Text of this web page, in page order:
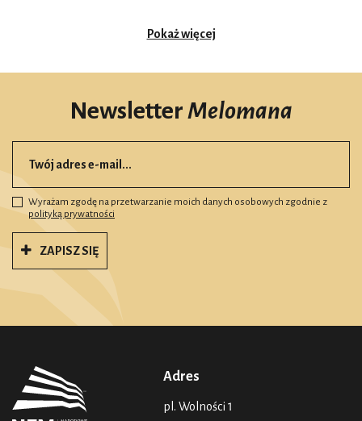
Pokaż więcej
NewsletterMelomana
Wyrażam zgodę na przetwarzanie moich danych osobowych zgodnie z
polityką prywatności
ZAPISZ SIĘ
Adres
pl. Wolności 1